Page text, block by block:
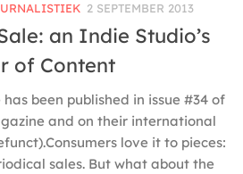
2 SEPTEMBER 2013
an Indie Studio’s
of Content
been published in issue #34 of
and on their international
love it to pieces:
sales. But what about the